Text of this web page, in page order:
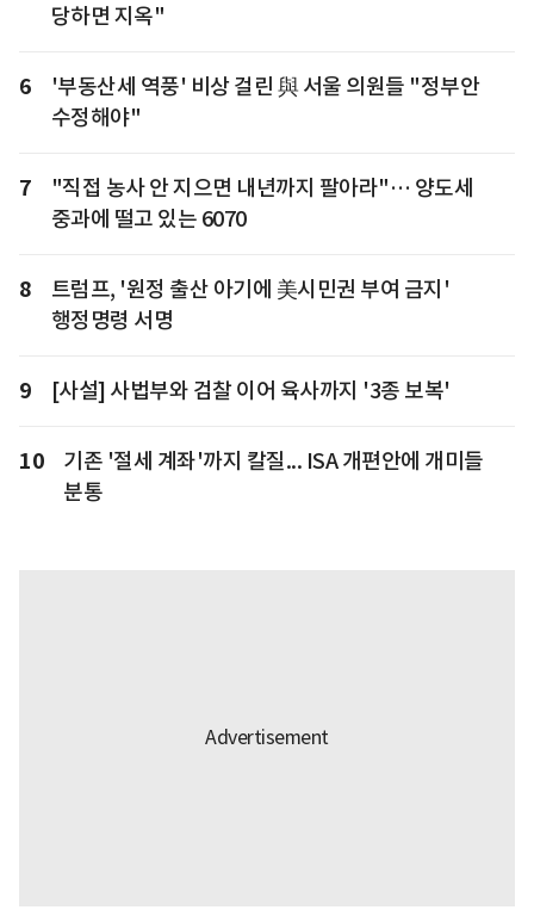
당하면 지옥"
6
'부동산세 역풍' 비상 걸린 與 서울 의원들 "정부안
수정해야"
7
"직접 농사 안 지으면 내년까지 팔아라"… 양도세
중과에 떨고 있는 6070
8
트럼프, '원정 출산 아기에 美시민권 부여 금지'
행정명령 서명
9 [사설] 사법부와 검찰 이어 육사까지 '3종 보복'
10
기존 '절세 계좌'까지 칼질... ISA 개편안에 개미들
분통